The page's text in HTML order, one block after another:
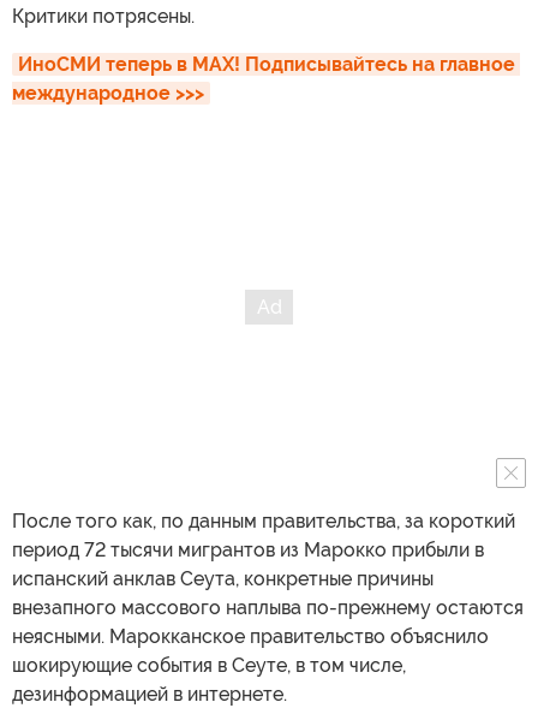
Критики потрясены.
ИноСМИ теперь в MAX! Подписывайтесь на главное
международное >>>
После того как, по данным правительства, за короткий
период 72 тысячи мигрантов из Марокко прибыли в
испанский анклав Сеута, конкретные причины
внезапного массового наплыва по-прежнему остаются
неясными. Марокканское правительство объяснило
шокирующие события в Сеуте, в том числе,
дезинформацией в интернете.